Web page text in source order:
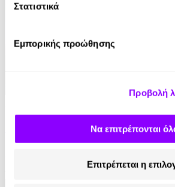
Στατιστικά
Εμπορικής προώθησης
Προβολή
Να επιτρέπονται
Επιτρέπεται η
Για την Καρδιά ενός Εργένη